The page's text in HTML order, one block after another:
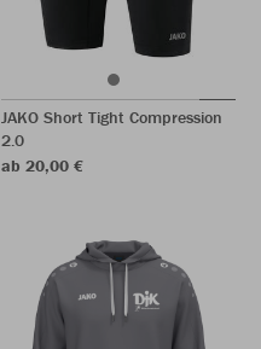
JAKO Short Tight Compression
2.0
ab 20,00 €